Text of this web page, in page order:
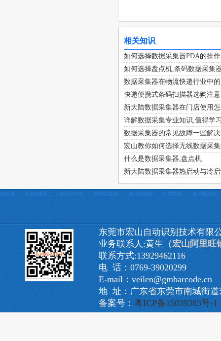
相关知识
如何选择数据采集器PDA的操
如何选择盘点机,条码数据采集
数据采集器在物流快递行业中
快递便携式条码扫描器选购注
新大陆数据采集器在门店使用
详解数据采集专业知识,值得学
数据采集器的常见故障一些解
宏山教你如何选择无线数据采
什么是数据采集器,盘点机
新大陆数据采集器热启动与冷
贴标机 定制贴标机 条码打印机 条码采集器 条码扫描枪 扫描模组 条码检测仪
东莞市宏山自动识别技术有限
业务联系人:黄生 （宏山阿里旺
联系方式:13929462116
电 话：0769-39020299
E-mail：veilen@gmbarcode.cn
地 址：广东省东莞市南城街
备案号： 粤ICP备15039383号-1